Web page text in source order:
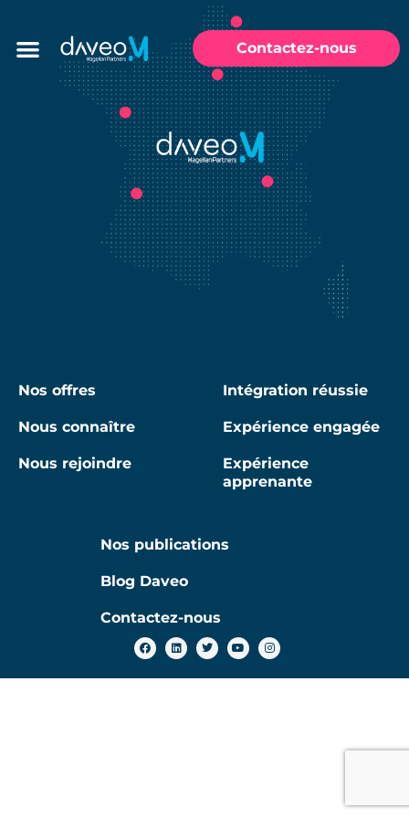
Contactez-nous
Nos offres
Nous connaître
Nous rejoindre
Intégration réussie
Expérience engagée
Expérience
apprenante
Nos publications
Blog Daveo
Contactez-nous